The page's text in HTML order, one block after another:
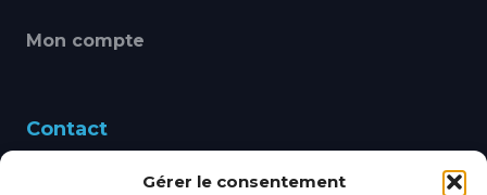
Gérer le consentement
Mon compte
Contact
460 Avenue Alain Le